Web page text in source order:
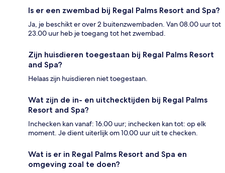
Is er een zwembad bij Regal Palms Resort and Spa?
Ja, je beschikt er over 2 buitenzwembaden. Van 08.00 uur tot
23.00 uur heb je toegang tot het zwembad.
Zijn huisdieren toegestaan bij Regal Palms Resort
and Spa?
Helaas zijn huisdieren niet toegestaan.
Wat zijn de in- en uitchecktijden bij Regal Palms
Resort and Spa?
Inchecken kan vanaf: 16.00 uur; inchecken kan tot: op elk
moment. Je dient uiterlijk om 10.00 uur uit te checken.
Wat is er in Regal Palms Resort and Spa en
omgeving zoal te doen?